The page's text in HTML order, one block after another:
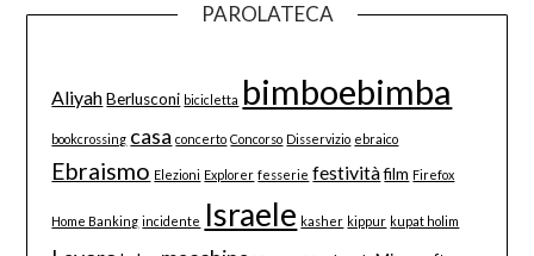
PAROLATECA
Aliyah Berlusconi bicicletta bimboebimba
bookcrossing casa concerto Concorso Disservizio ebraico
Ebraismo Elezioni Explorer fesserie festività film Firefox
Home Banking incidente Israele kasher kippur kupat holim